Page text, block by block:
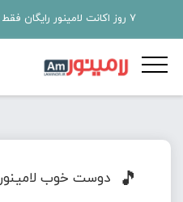
7 روز اکانت لامینور رایگان فقط با ثبت نام در سایت
🎵 دوست خوب لامینور